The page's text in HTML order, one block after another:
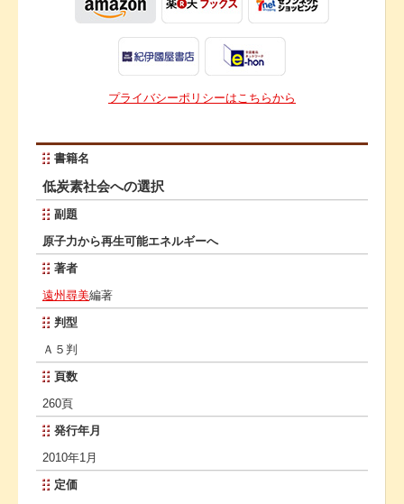
プライバシーポリシーはこちらから
書籍名
低炭素社会への選択
副題
原子力から再生可能エネルギーへ
著者
遠州尋美編著
判型
Ａ５判
頁数
260頁
発行年月
2010年1月
定価